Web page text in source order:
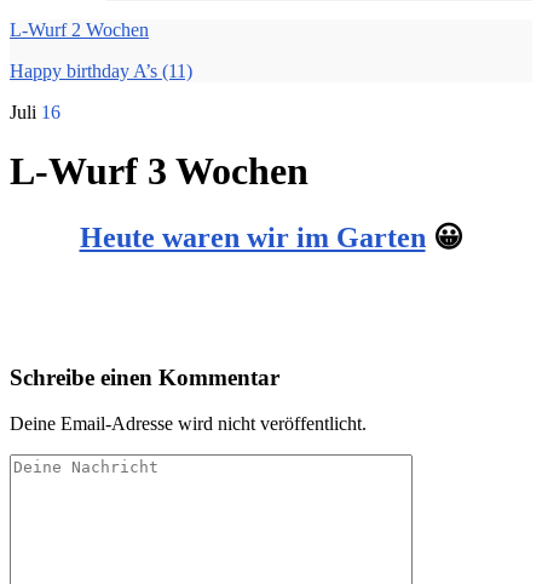
L-Wurf 2 Wochen
Happy birthday A’s (11)
Juli 16
L-Wurf 3 Wochen
Heute waren wir im Garten 😀
Schreibe einen Kommentar
Deine Email-Adresse wird nicht veröffentlicht.